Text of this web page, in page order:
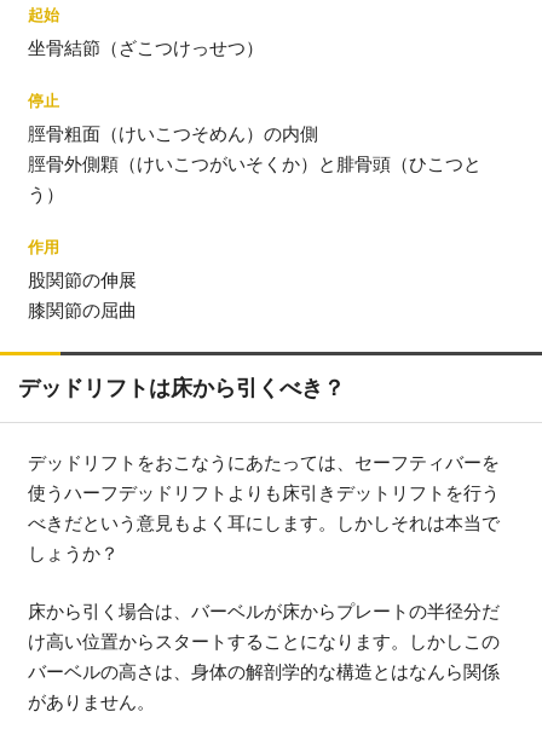
起始
坐骨結節（ざこつけっせつ）
停止
脛骨粗面（けいこつそめん）の内側
脛骨外側顆（けいこつがいそくか）と腓骨頭（ひこつと
う）
作用
股関節の伸展
膝関節の屈曲
デッドリフトは床から引くべき？
デッドリフトをおこなうにあたっては、セーフティバーを
使うハーフデッドリフトよりも床引きデットリフトを行う
べきだという意見もよく耳にします。しかしそれは本当で
しょうか？
床から引く場合は、バーベルが床からプレートの半径分だ
け高い位置からスタートすることになります。しかしこの
バーベルの高さは、身体の解剖学的な構造とはなんら関係
がありません。